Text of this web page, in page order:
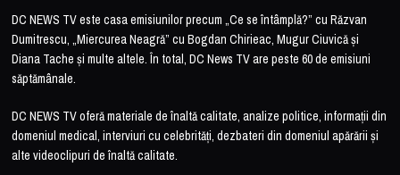
DC NEWS TV este casa emisiunilor precum „Ce se întâmplă?” cu Răzvan
Dumitrescu, „Miercurea Neagră” cu Bogdan Chirieac, Mugur Ciuvică și
Diana Tache și multe altele. În total, DC News TV are peste 60 de emisiuni
săptămânale.
DC NEWS TV oferă materiale de înaltă calitate, analize politice, informații din
domeniul medical, interviuri cu celebrități, dezbateri din domeniul apărării și
alte videoclipuri de înaltă calitate.